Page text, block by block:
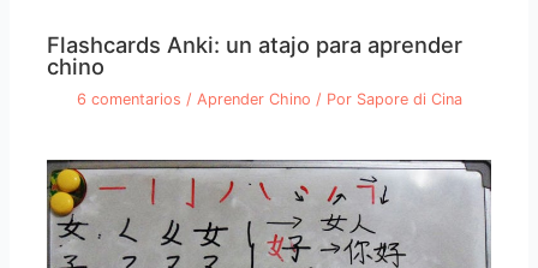
Flashcards Anki: un atajo para aprender
chino
6 comentarios / Aprender Chino / Por Sapore di Cina